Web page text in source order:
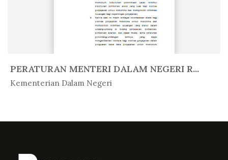
PERATURAN MENTERI DALAM NEGERI R...
Kementerian Dalam Negeri
In Peratur...